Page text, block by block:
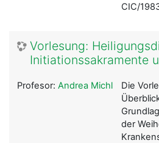
CIC/
Vorlesung:
Initiationssakramente
Die
der
Profesor: Andrea Michl